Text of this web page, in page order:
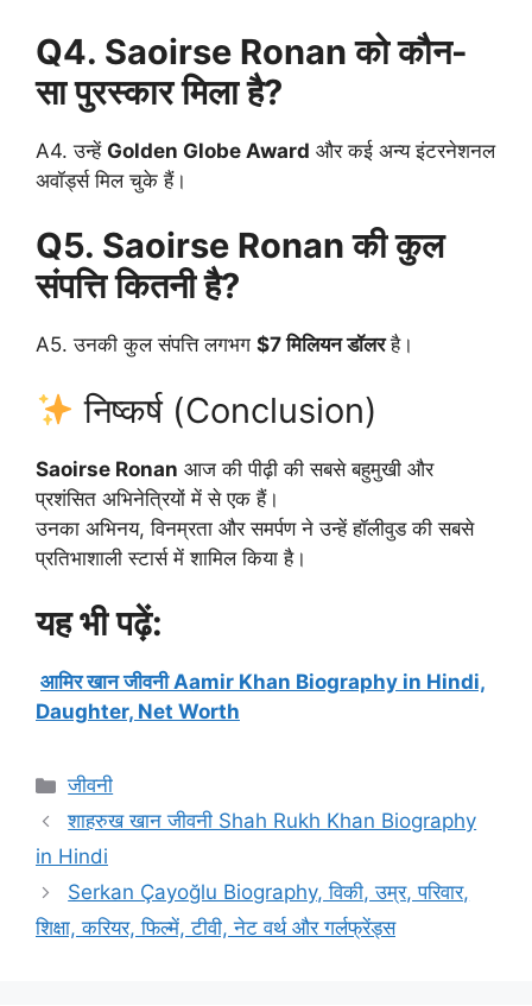
Q4. Saoirse Ronan को कौन-
सा पुरस्कार मिला है?
A4. उन्हें Golden Globe Award और कई अन्य इंटरनेशनल
अवॉर्ड्स मिल चुके हैं।
Q5. Saoirse Ronan की कुल
संपत्ति कितनी है?
A5. उनकी कुल संपत्ति लगभग $7 मिलियन डॉलरहै।
निष्कर्ष (Conclusion)
Saoirse Ronan आज की पीढ़ी की सबसे बहुमुखी और
प्रशंसित अभिनेत्रियों में से एक हैं।
उनका अभिनय, विनम्रता और समर्पण ने उन्हें हॉलीवुड की सबसे
प्रतिभाशाली स्टार्स में शामिल किया है।
यह भी पढ़ें:
आमिर खान जीवनी Aamir Khan Biography in Hindi,
Daughter, Net Worth
Categories
जीवनी
शाहरुख खान जीवनी Shah Rukh Khan Biography
in Hindi
Serkan Çayoğlu Biography, विकी, उम्र, परिवार,
शिक्षा, करियर, फिल्में, टीवी, नेट वर्थ और गर्लफ्रेंड्स